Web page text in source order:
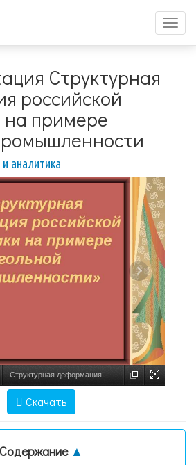
меню
Структурная
российской
на примере
аналитика
Структурная деформация
промышленности, слайд №1
Скачать
Содержание ▲